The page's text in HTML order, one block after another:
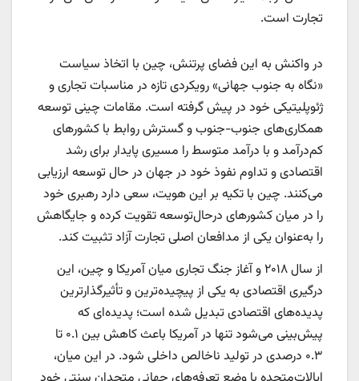
تجارت است.
در واکنش به این فضای پرتنش، چین با اتخاذ سیاست
«نگاه به جنوب جهانی» رویکردی تازه در مناسبات تجاری و
ژئوپلیتیکی خود در پیش گرفته است. مقامات چینی توسعه
همکاری‌های جنوب-جنوب و گسترش روابط با کشور‌های
کم‌درآمد و با درآمد متوسط را مسیری پایدار برای رشد
اقتصادی و تداوم نفوذ خود در جهان در حال توسعه ارزیابی
می‌کنند. چین با تکیه بر این هویت، سعی دارد رهبری خود
را در میان کشور‌های درحال‌توسعه تقویت کرده و جایگاهش
را به‌عنوان یکی از مدافعان اصلی تجارت آزاد تثبیت کند.
از سال ۲۰۱۸ و آغاز جنگ تجاری میان آمریکا و چین، این
درگیری اقتصادی به یکی از پیچیده‌ترین و تأثیرگذارترین
پدیده‌های اقتصادی تبدیل شده است؛ پدیده‌ای که
پیش‌بینی می‌شود تنها در آمریکا باعث کاهش بین ۰.۱ تا
۰.۳ درصدی در تولید ناخالص داخلی شود. در این میان،